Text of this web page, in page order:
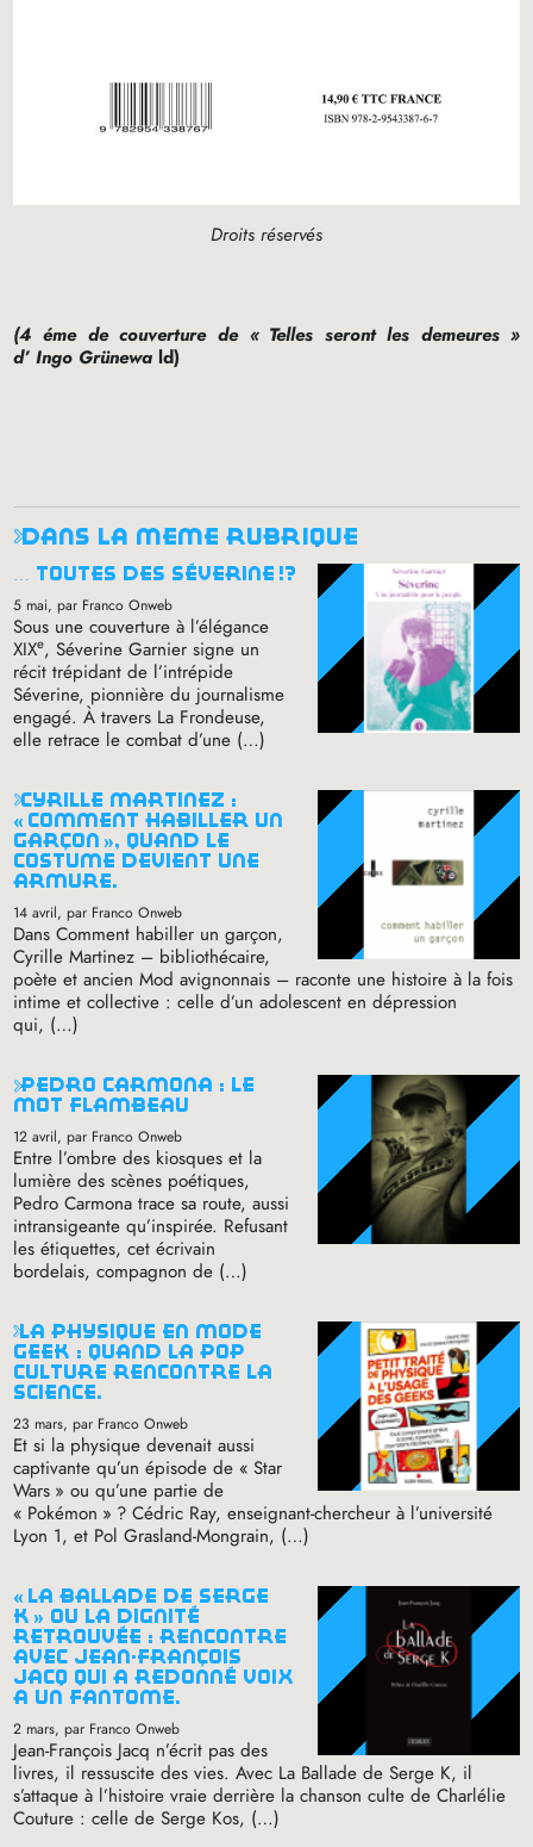
Droits réservés
(4 éme de couverture de « Telles seront les demeures »
d’Ingo Grünewa ld)
dans la même rubrique
… toutes des séverine !?
5 mai, par Franco Onweb
Sous une couverture à l’élégance
XIXe, Séverine Garnier signe un
récit trépidant de l’intrépide
Séverine, pionnière du journalisme
engagé. À travers La Frondeuse,
elle retrace le combat d’une (…)
cyrille martinez :
« comment habiller un
garçon », quand le
costume devient une
armure.
14 avril, par Franco Onweb
Dans Comment habiller un garçon,
Cyrille Martinez – bibliothécaire,
poète et ancien Mod avignonnais – raconte une histoire à la fois
intime et collective : celle d’un adolescent en dépression
qui, (…)
pedro carmona : le
mot flambeau
12 avril, par Franco Onweb
Entre l’ombre des kiosques et la
lumière des scènes poétiques,
Pedro Carmona trace sa route, aussi
intransigeante qu’inspirée. Refusant
les étiquettes, cet écrivain
bordelais, compagnon de (…)
la physique en mode
geek : quand la pop
culture rencontre la
science.
23 mars, par Franco Onweb
Et si la physique devenait aussi
captivante qu’un épisode de « Star
Wars » ou qu’une partie de
« Pokémon » ? Cédric Ray, enseignant-chercheur à l’université
Lyon 1, et Pol Grasland-Mongrain, (…)
« la ballade de serge
k » ou la dignité
retrouvée : rencontre
avec jean-françois
jacq qui a redonné voix
à un fantôme.
2 mars, par Franco Onweb
Jean-François Jacq n’écrit pas des
livres, il ressuscite des vies. Avec La Ballade de Serge K, il
s’attaque à l’histoire vraie derrière la chanson culte de Charlélie
Couture : celle de Serge Kos, (…)